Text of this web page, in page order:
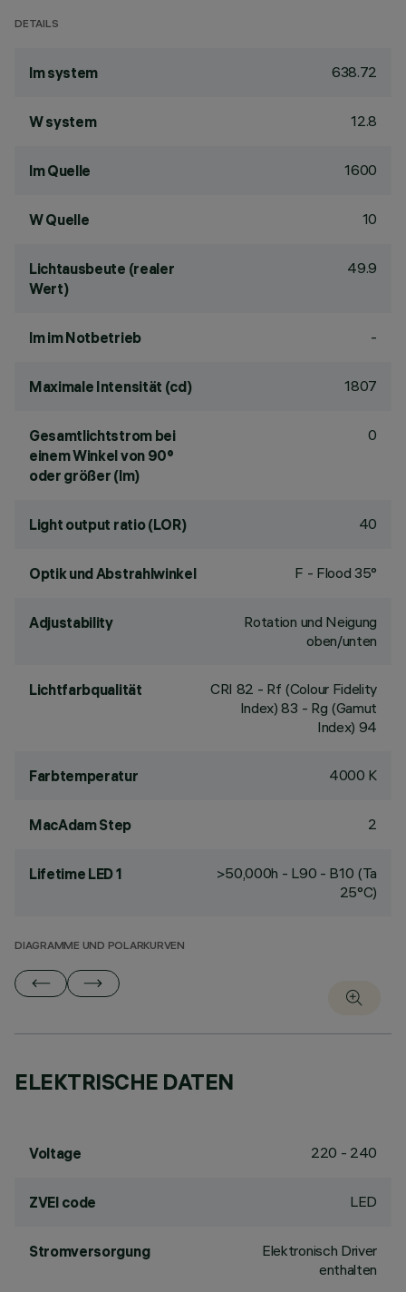
DETAILS
lm system 638.72
W system 12.8
lm Quelle 1600
W Quelle 10
Lichtausbeute (realer
Wert)
49.9
lm im Notbetrieb -
Maximale Intensität (cd) 1807
Gesamtlichtstrom bei
einem Winkel von 90°
oder größer (lm)
0
Light output ratio (LOR) 40
Optik und Abstrahlwinkel F - Flood 35°
Adjustability
Rotation und Neigung
oben/unten
Lichtfarbqualität CRI 82 - Rf (Colour Fidelity
Index) 83 - Rg (Gamut
Index) 94
Farbtemperatur 4000 K
MacAdam Step 2
Lifetime LED 1
>50,000h - L90 - B10 (Ta
25°C)
DIAGRAMME UND POLARKURVEN
ELEKTRISCHE DATEN
Voltage 220 - 240
ZVEI code LED
Stromversorgung
Elektronisch Driver
enthalten